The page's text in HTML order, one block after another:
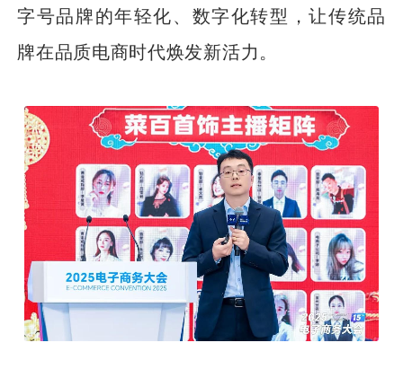
字号品牌的年轻化、数字化转型，让传统品
牌在品质电商时代焕发新活力。